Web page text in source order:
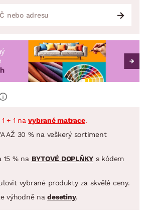
+ 1 navybrané matrace.
AŽ 30 % na veškerý sortiment
% na BYTOVÉ DOPLŇKY s kódem
vybrané produkty za skvělé ceny.
výhodně nadesetiny.